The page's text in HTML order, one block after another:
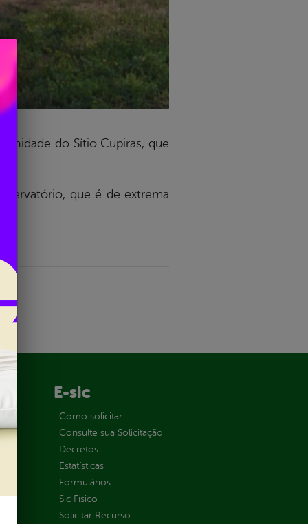
do Sítio Cupiras, que
que é de extrema
E-sic
Como solicitar
Consulte sua Solicitação
Decretos
Estatísticas
Formulários
Sic Físico
Solicitar Recurso